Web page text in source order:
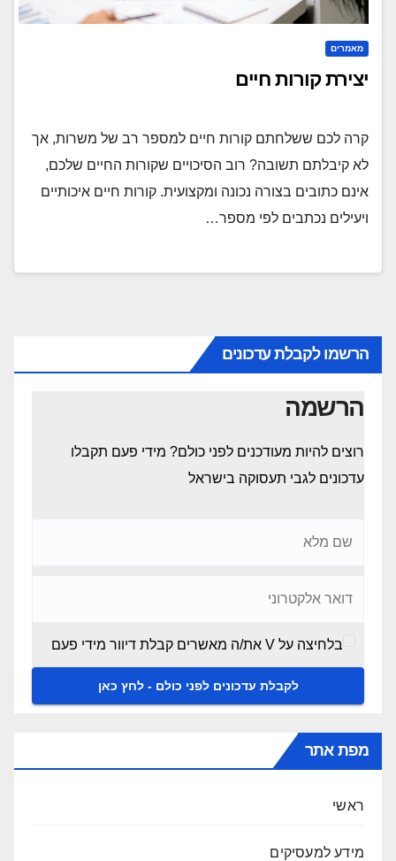
מאמרים
יצירת קורות חיים
קרה לכם ששלחתם קורות חיים למספר רב של משרות, אך
לא קיבלתם תשובה? רוב הסיכויים שקורות החיים שלכם,
אינם כתובים בצורה נכונה ומקצועית. קורות חיים איכותיים
ויעילים נכתבים לפי מספר…
הרשמו לקבלת עדכונים
הרשמה
רוצים להיות מעודכנים לפני כולם? מידי פעם תקבלו
עדכונים לגבי תעסוקה בישראל
בלחיצה על V את/ה מאשרים קבלת דיוור מידי פעם
מפת אתר
ראשי
מידע למעסיקים